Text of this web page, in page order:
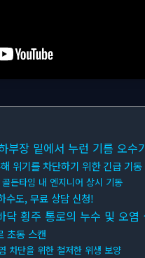
부장 밑에서 누런 기름 오수
위기를 차단하기 위한 긴급 기동
든타임 내 엔지니어 상시 기동
수도, 무료 상담 신청!
횡주 통로의 누수 및 오염
초동 스캔
차단을 위한 철저한 위생 보양